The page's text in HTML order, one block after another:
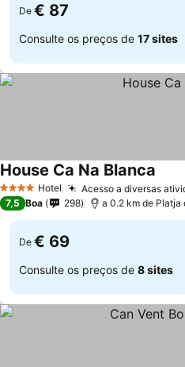
De € 87
Consulte os preços de 17 sites
4 EstrelasHotel Acesso a diversas
House Ca Na Blanca
7,5 Boa 298 a 0.2 km de Platja
De € 69
Consulte os preços de 8 sites